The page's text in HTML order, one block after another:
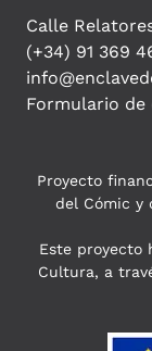
Calle
(+34) 91 369
Formulario
Proyecto
del Cómic y
Este proyecto
Cultura, a